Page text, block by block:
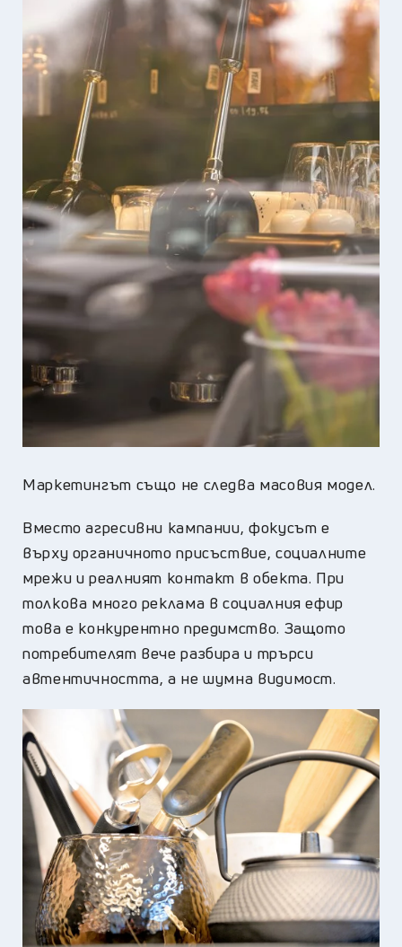
Маркетингът също не следва масовия модел.
Вместо агресивни кампании, фокусът е
върху органичното присъствие, социалните
мрежи и реалният контакт в обекта. При
толкова много реклама в социалния ефир
това е конкурентно предимство. Защото
потребителят вече разбира и трърси
автентичността, а не шумна видимост.